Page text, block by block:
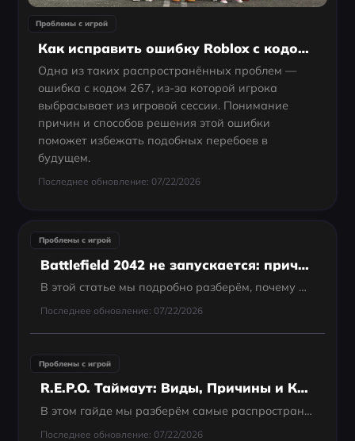
Проблемы с игрой
Как исправить ошибку Roblox с кодом 267?
Одна из таких распространённых проблем —
ошибка с кодом 267, из-за которой игрока
выбрасывает из игровой сессии. Понимание
причин и способов решения этой ошибки
поможет избежать подобных перебоев в
будущем.
Последнее обновление: 07/22/2026
Проблемы с игрой
Battlefield 2042 не запускается: причины и решения
В этой статье мы подробно разберём, почему Battlefield 2042 может не запускаться, определим возможные причины и предложим эффективные способы решения.
Последнее обновление: 07/22/2026
Проблемы с игрой
R.E.P.O. Таймаут: Виды, Причины и Как Их Исправить
В этом гайде мы разберём самые распространённые типы таймаутов в R.E.P.O., причины их возникновения и проверенные способы устранения — чтобы ты как можно быстрее вернулся в игру.
Последнее обновление: 07/22/2026